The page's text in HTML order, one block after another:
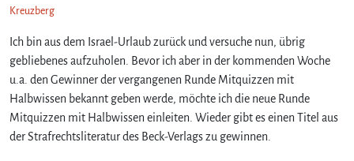
Kreuzberg
Ich bin aus dem Israel-Urlaub zurück und versuche nun, übrig
gebliebenes aufzuholen. Bevor ich aber in der kommenden Woche
u.a. den Gewinner der vergangenen Runde Mitquizzen mit
Halbwissen bekannt geben werde, möchte ich die neue Runde
Mitquizzen mit Halbwissen einleiten. Wieder gibt es einen Titel aus
der Strafrechtsliteratur des Beck-Verlags zu gewinnen.